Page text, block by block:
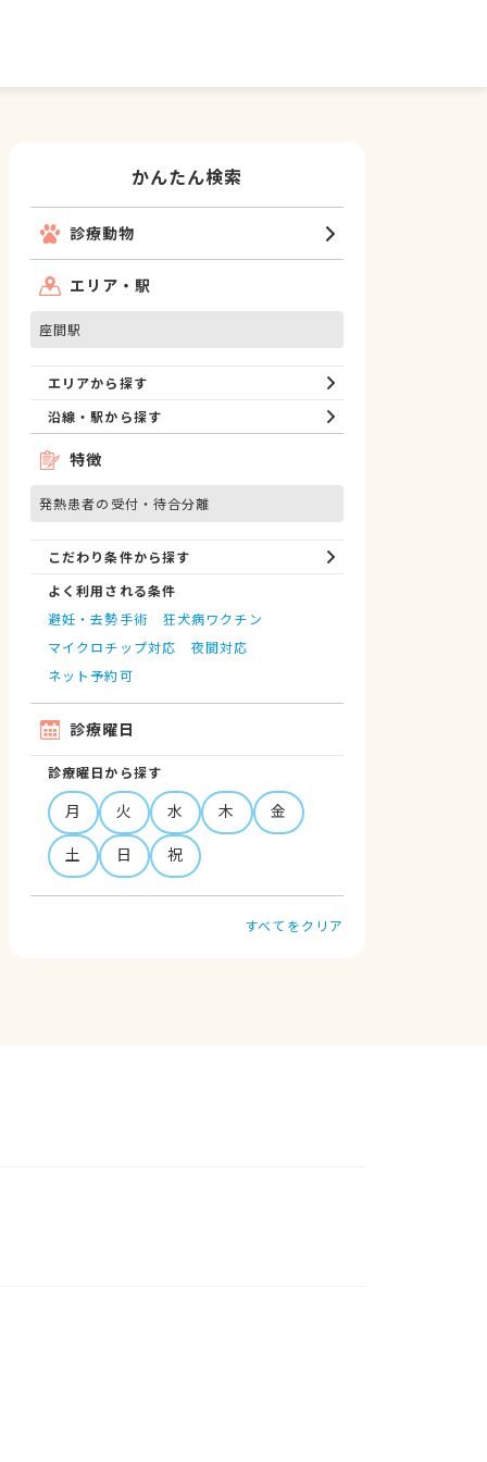
かんたん検索
診療動物
エリア・駅
座間駅
エリアから探す
沿線・駅から探す
特徴
発熱患者の受付・待合分離
こだわり条件から探す
よく利用される条件
避妊・去勢手術
狂犬病ワクチン
マイクロチップ対応
夜間対応
ネット予約可
診療曜日
診療曜日から探す
月 火 水 木
金
土
日 祝
すべてをクリア